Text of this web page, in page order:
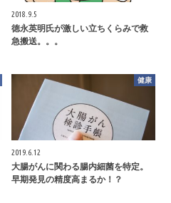
2018.9.5
徳永英明氏が激しい立ちくらみで救
急搬送。。。
健康
2019.6.12
大腸がんに関わる腸内細菌を特定。
早期発見の精度高まるか！？